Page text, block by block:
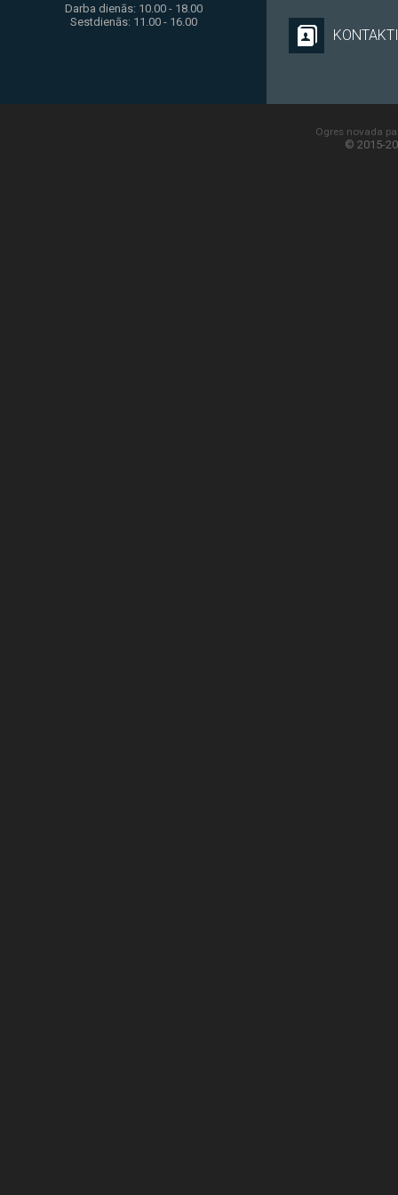
Darba dienās: 10.00 - 18.00
Sestdienās: 11.00 - 16.00
KONTAKTI
Ogres novada
© 2015-